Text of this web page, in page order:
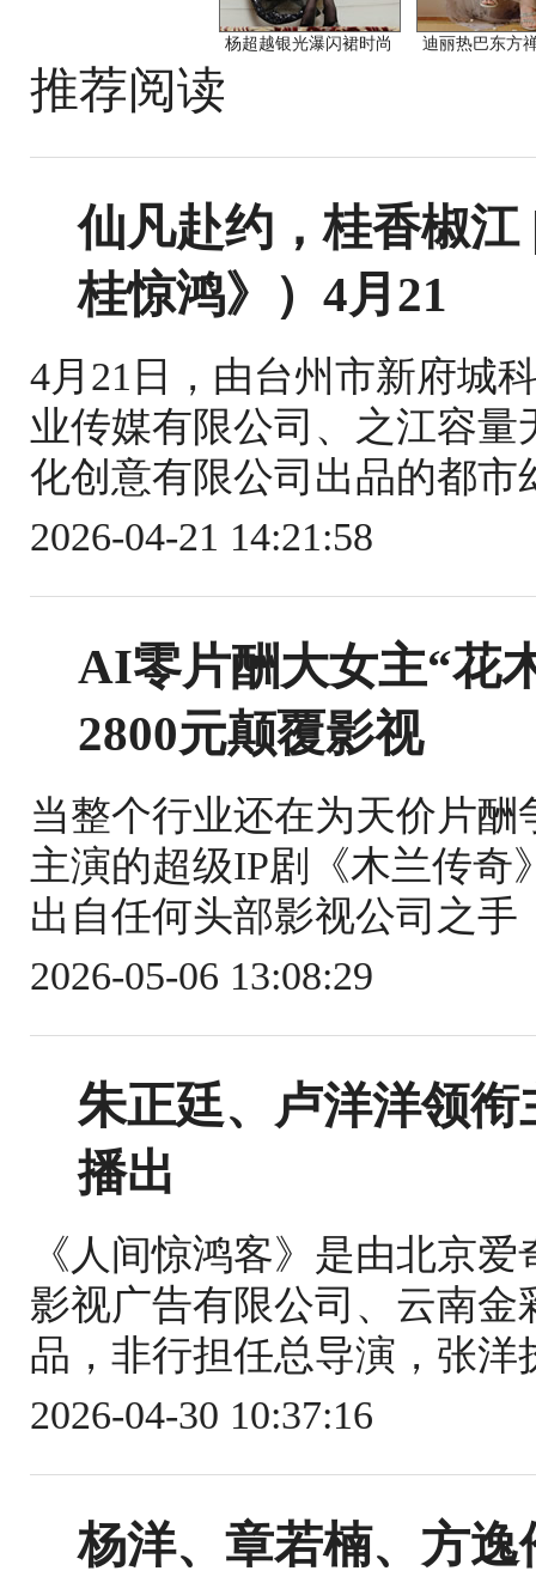
杨超越银光瀑闪裙时尚 迪丽热巴东方
推荐阅读
仙凡赴约，桂香椒
桂惊鸿》）4月21
4月21日，由台州市新府城
业传媒有限公司、之江容
化创意有限公司出品的都
2026-04-21 14:21:58
AI零片酬大女主“花
2800元颠覆影视
当整个行业还在为天价片
主演的超级IP剧《木兰传奇
出自任何头部影视公司之
2026-05-06 13:08:29
朱正廷、卢洋洋领
播出
《人间惊鸿客》是由北京
影视广告有限公司、云南
品，非行担任总导演，张
2026-04-30 10:37:16
杨洋、章若楠、方